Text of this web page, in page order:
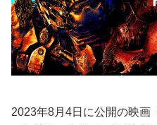
2023年8月4日に公開の映画